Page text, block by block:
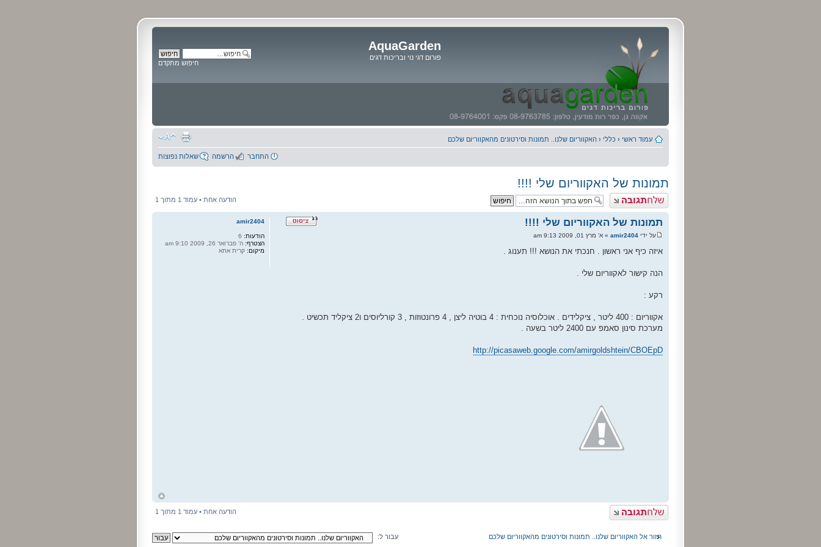
AquaGarden
פורום דגי נוי ובריכות דגים
לתוכן
חיפוש מתקדם
עמוד ראשי ‹ כללי ‹ האקווריום שלנו.. תמונות וסירטונים מהאקווריום שלכם
שאלות נפוצות הרשמה התחבר
תמונות של האקווריום שלי !!!!
פרסם תגובה הודעה אחת • עמוד 1 מתוך 1
תמונות של האקווריום שלי !!!!
על ידי amir2404 » א' מרץ 01, 2009 9:13 am
איזה כיף אני ראשון . חנכתי את הנושא !!! תענוג .
הנה קישור לאקווריום שלי .
רקע :
אקווריום : 400 ליטר , ציקלידים . אוכלוסיה נוכחית : 4 בוטיה ליצן , 4 פרונטוזות , 3 קורליוסים ו2 ציקליד תכשיט .
מערכת סינון סאמפ עם 2400 ליטר בשעה .
http://picasaweb.google.com/amirgoldshtein/CBOEpD
amir2404
הודעות:
הצטרף: ה' פברואר 26, 2009 9:10 am
מיקום: קרית אתא
פרסם תגובה הודעה אחת • עמוד 1 מתוך 1
חזור אל האקווריום שלנו.. תמונות וסירטונים מהאקווריום שלכם עבור ל: